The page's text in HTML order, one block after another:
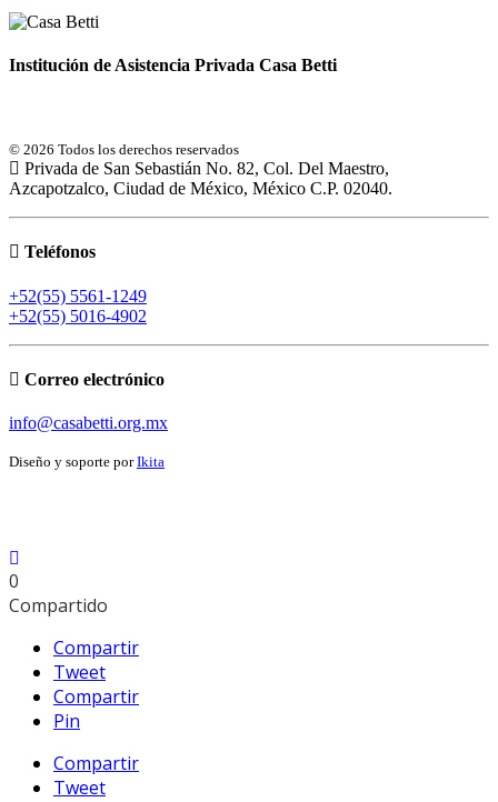
Institución de Asistencia Privada Casa Betti
© 2026 Todos los derechos reservados
Privada de San Sebastián No. 82, Col. Del Maestro,
Azcapotzalco, Ciudad de México, México C.P. 02040.
Teléfonos
+52(55) 5561-1249
+52(55) 5016-4902
Correo electrónico
info@casabetti.org.mx
Diseño y soporte porIkita
0
Compartido
Compartir
Tweet
Compartir
Pin
Compartir
Tweet